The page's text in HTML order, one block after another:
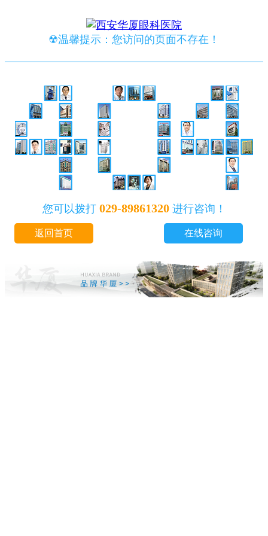
☢温馨提示：您访问的页面不存在！
您可以拨打 029-89861320进行咨询！
返回首页 在线咨询